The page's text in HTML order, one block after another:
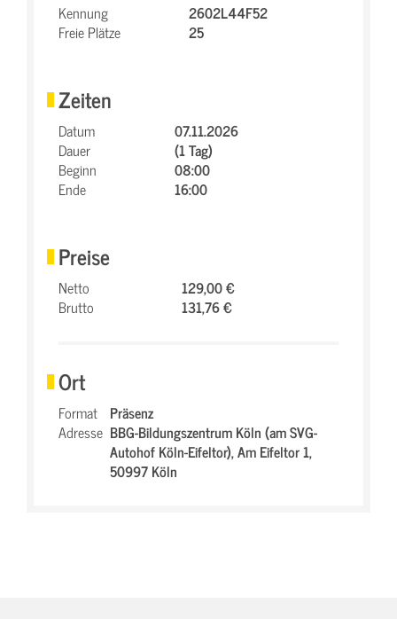
Kennung
2602L44F52
Freie Plätze
25
Zeiten
Datum
07.11.2026
Dauer
(1 Tag)
Beginn
08:00
Ende
16:00
Preise
Netto
129,00 €
Brutto
131,76 €
Ort
Format Präsenz
Adresse BBG-Bildungszentrum Köln (am SVG-
Autohof Köln-Eifeltor),Am Eifeltor 1,
50997 Köln